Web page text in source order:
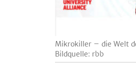
Mikrokiller – die Welt
Bildquelle: rbb